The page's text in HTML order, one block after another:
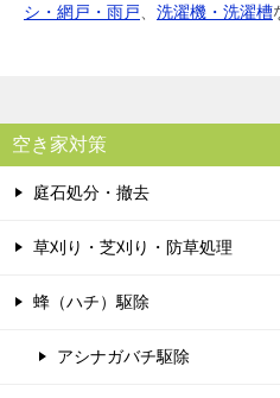
シ・網戸・雨戸
洗濯機・洗濯槽
空き家対策
庭石処分・撤去
草刈り・芝刈り・防草処理
蜂（ハチ）駆除
アシナガバチ駆除